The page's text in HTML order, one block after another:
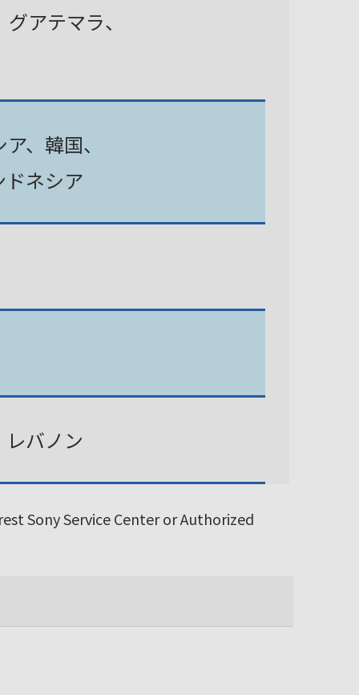
アテマラ、
、韓国、
ネシア
バノン
Sony Service Center or Authorized